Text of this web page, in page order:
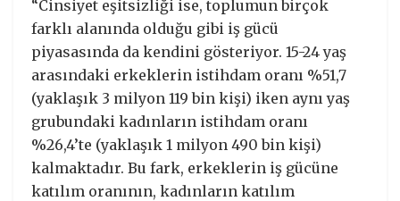
“Cinsiyet eşitsizliği ise, toplumun birçok
farklı alanında olduğu gibi iş gücü
piyasasında da kendini gösteriyor. 15-24 yaş
arasındaki erkeklerin istihdam oranı %51,7
(yaklaşık 3 milyon 119 bin kişi) iken aynı yaş
grubundaki kadınların istihdam oranı
%26,4’te (yaklaşık 1 milyon 490 bin kişi)
kalmaktadır. Bu fark, erkeklerin iş gücüne
katılım oranının, kadınların katılım